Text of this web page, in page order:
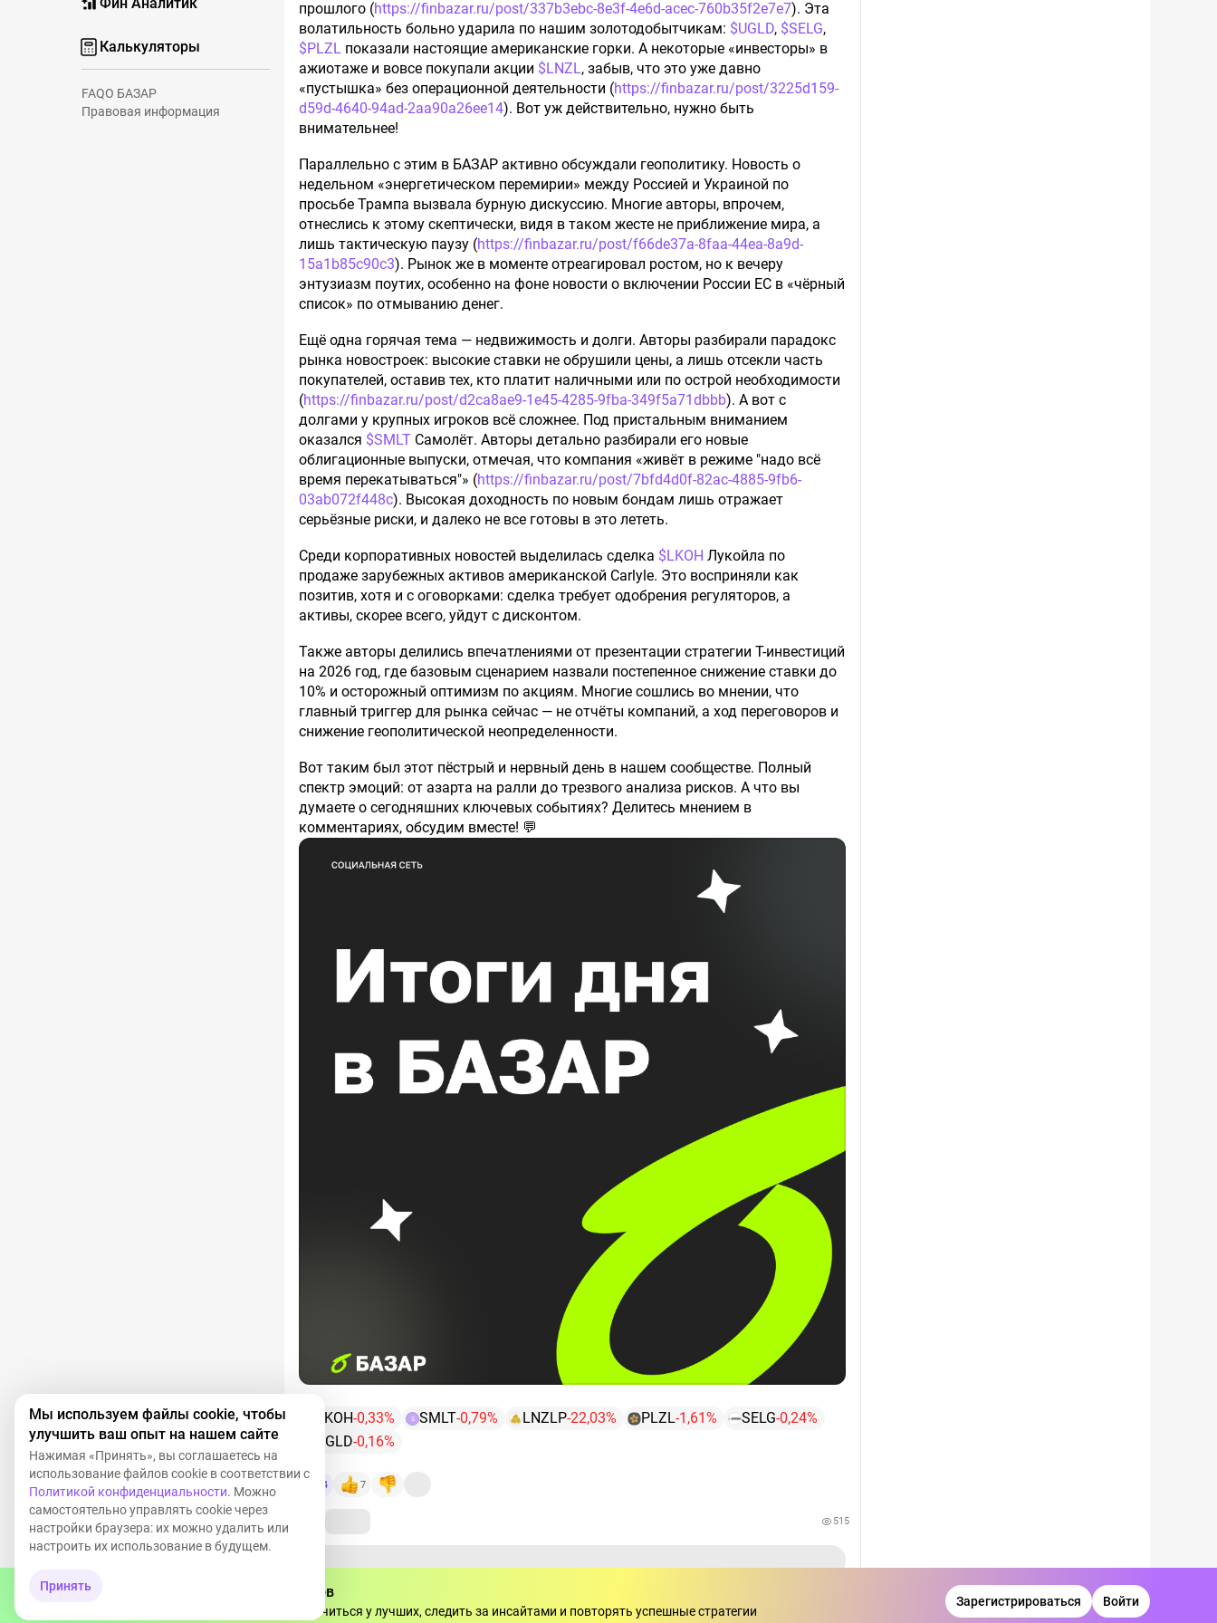
Калькуляторы
FAQО БАЗАР
Правовая информация
прошлого (https://finbazar.ru/post/337b3ebc-8e3f-4e6d-acec-760b35f2e7e7). Эта
волатильность больно ударила по нашим золотодобытчикам: $UGLD, $SELG,
$PLZL показали настоящие американские горки. А некоторые «инвесторы» в
ажиотаже и вовсе покупали акции $LNZL, забыв, что это уже давно
«пустышка» без операционной деятельности (https://finbazar.ru/post/3225d159-
d59d-4640-94ad-2aa90a26ee14). Вот уж действительно, нужно быть
внимательнее!
Параллельно с этим в БАЗАР активно обсуждали геополитику. Новость о
недельном «энергетическом перемирии» между Россией и Украиной по
просьбе Трампа вызвала бурную дискуссию. Многие авторы, впрочем,
отнеслись к этому скептически, видя в таком жесте не приближение мира, а
лишь тактическую паузу (https://finbazar.ru/post/f66de37a-8faa-44ea-8a9d-
15a1b85c90c3). Рынок же в моменте отреагировал ростом, но к вечеру
энтузиазм поутих, особенно на фоне новости о включении России ЕС в «чёрный
список» по отмыванию денег.
Ещё одна горячая тема — недвижимость и долги. Авторы разбирали парадокс
рынка новостроек: высокие ставки не обрушили цены, а лишь отсекли часть
покупателей, оставив тех, кто платит наличными или по острой необходимости
(https://finbazar.ru/post/d2ca8ae9-1e45-4285-9fba-349f5a71dbbb). А вот с
долгами у крупных игроков всё сложнее. Под пристальным вниманием
оказался $SMLT Самолёт. Авторы детально разбирали его новые
облигационные выпуски, отмечая, что компания «живёт в режиме "надо всё
время перекатываться"» (https://finbazar.ru/post/7bfd4d0f-82ac-4885-9fb6-
03ab072f448c). Высокая доходность по новым бондам лишь отражает
серьёзные риски, и далеко не все готовы в это лететь.
Среди корпоративных новостей выделилась сделка $LKOH Лукойла по
продаже зарубежных активов американской Carlyle. Это восприняли как
позитив, хотя и с оговорками: сделка требует одобрения регуляторов, а
активы, скорее всего, уйдут с дисконтом.
Также авторы делились впечатлениями от презентации стратегии Т-инвестиций
на 2026 год, где базовым сценарием назвали постепенное снижение ставки до
10% и осторожный оптимизм по акциям. Многие сошлись во мнении, что
главный триггер для рынка сейчас — не отчёты компаний, а ход переговоров и
снижение геополитической неопределенности.
Вот таким был этот пёстрый и нервный день в нашем сообществе. Полный
спектр эмоций: от азарта на ралли до трезвого анализа рисков. А что вы
думаете о сегодняшних ключевых событиях? Делитесь мнением в
комментариях, обсудим вместе! 💬
LKOH-0,33% S SMLT-0,79% LNZLP-22,03% PLZL-1,61% SELG-0,24%
UGLD-0,16%
4 7
515
Ваш комментарий
Тебя ждёт миллион инвесторов
Регистрируйся бесплатно, чтобы учиться у лучших, следить за инсайтами и повторять успешные стратегии
Зарегистрироваться Войти
Мы используем файлы cookie, чтобы
улучшить ваш опыт на нашем сайте
Нажимая «Принять», вы соглашаетесь на
использование файлов cookie в соответствии с
Политикой конфиденциальности. Можно
самостоятельно управлять cookie через
настройки браузера: их можно удалить или
настроить их использование в будущем.
Принять